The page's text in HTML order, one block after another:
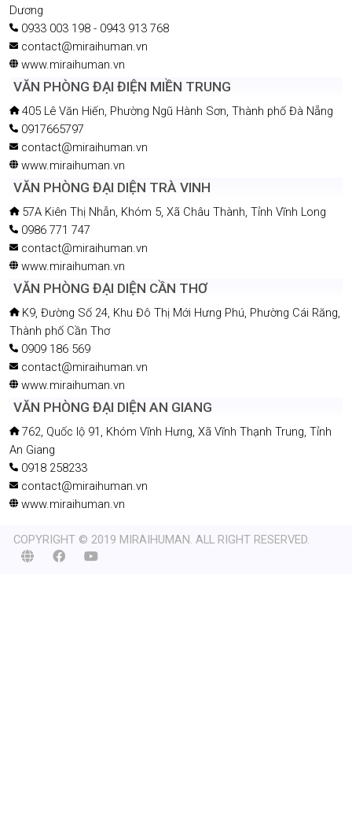
Dương
0933 003 198 - 0943 913 768
contact@miraihuman.vn
www.miraihuman.vn
VĂN PHÒNG ĐẠI ĐIỆN MIỀN TRUNG
405 Lê Văn Hiến, Phường Ngũ Hành Sơn, Thành phố Đà Nẵng
0917665797
contact@miraihuman.vn
www.miraihuman.vn
VĂN PHÒNG ĐẠI DIỆN TRÀ VINH
57A Kiên Thị Nhẫn, Khóm 5, Xã Châu Thành, Tỉnh Vĩnh Long
0986 771 747
contact@miraihuman.vn
www.miraihuman.vn
VĂN PHÒNG ĐẠI DIỆN CẦN THƠ
K9, Đường Số 24, Khu Đô Thị Mới Hưng Phú, Phường Cái Răng,
Thành phố Cần Thơ
0909 186 569
contact@miraihuman.vn
www.miraihuman.vn
VĂN PHÒNG ĐẠI DIỆN AN GIANG
762, Quốc lộ 91, Khóm Vĩnh Hưng, Xã Vĩnh Thạnh Trung, Tỉnh
An Giang
0918 258233
contact@miraihuman.vn
www.miraihuman.vn
COPYRIGHT © 2019 MIRAIHUMAN. ALL RIGHT RESERVED.